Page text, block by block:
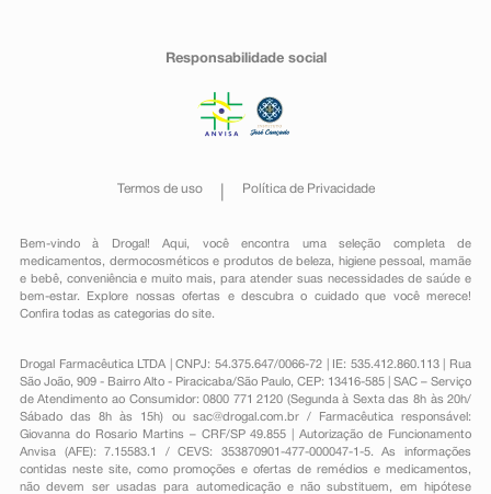
Responsabilidade social
Termos de uso Política de Privacidade
Bem-vindo à Drogal! Aqui, você encontra uma seleção completa de
medicamentos , dermocosméticos e produtos de beleza, higiene pessoal ,mamãe
e bebê, conveniênciae muito mais, para atender suas necessidades de saúde e
bem-estar. Explore nossas ofertas e descubra o cuidado que você merece!
Confira todas as categorias do site.
Drogal Farmacêutica LTDA | CNPJ: 54.375.647/0066-72 | IE: 535.412.860.113 | Rua
São João, 909 - Bairro Alto - Piracicaba/São Paulo, CEP: 13416-585 | SAC – Serviço
de Atendimento ao Consumidor: 0800 771 2120 (Segunda à Sexta das 8h às 20h/
Sábado das 8h às 15h) ou sac@drogal.com.br/ Farmacêutica responsável:
Giovanna do Rosario Martins – CRF/SP 49.855 | Autorização de Funcionamento
Anvisa (AFE): 7.15583.1 / CEVS: 353870901-477-000047-1-5. As informações
contidas neste site, como promoções e ofertas de remédios e medicamentos,
não devem ser usadas para automedicação e não substituem, em hipótese